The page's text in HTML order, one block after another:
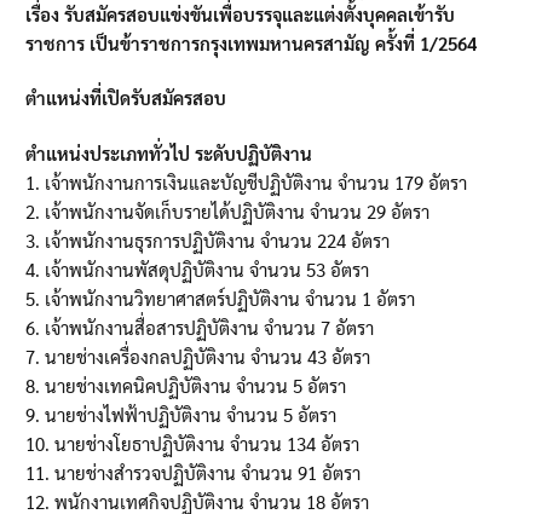
เรื่อง รับสมัครสอบแข่งขันเพื่อบรรจุและแต่งตั้งบุคคลเข้ารับ
ราชการ เป็นข้าราชการกรุงเทพมหานครสามัญ ครั้งที่ 1/2564
ตําแหน่งที่เปิดรับสมัครสอบ
ตำแหน่งประเภททั่วไป ระดับปฏิบัติงาน
1. เจ้าพนักงานการเงินและบัญชีปฏิบัติงาน จํานวน 179 อัตรา
2. เจ้าพนักงานจัดเก็บรายได้ปฏิบัติงาน จํานวน 29 อัตรา
3. เจ้าพนักงานธุรการปฏิบัติงาน จํานวน 224 อัตรา
4. เจ้าพนักงานพัสดุปฏิบัติงาน จํานวน 53 อัตรา
5. เจ้าพนักงานวิทยาศาสตร์ปฏิบัติงาน จํานวน 1 อัตรา
6. เจ้าพนักงานสื่อสารปฏิบัติงาน จํานวน 7 อัตรา
7. นายช่างเครื่องกลปฏิบัติงาน จํานวน 43 อัตรา
8. นายช่างเทคนิคปฏิบัติงาน จํานวน 5 อัตรา
9. นายช่างไฟฟ้าปฏิบัติงาน จํานวน 5 อัตรา
10. นายช่างโยธาปฏิบัติงาน จํานวน 134 อัตรา
11. นายช่างสํารวจปฏิบัติงาน จํานวน 91 อัตรา
12. พนักงานเทศกิจปฏิบัติงาน จํานวน 18 อัตรา